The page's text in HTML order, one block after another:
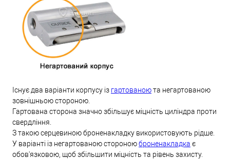
Існує два варіанти корпусу із гартованоюта негартованою
зовнішньою стороною.
Гартована сторона значно збільшує міцність циліндра проти
свердління.
З такою серцевиною броненакладку використовують рідше.
У варіанті із негартованою стороноюброненакладка є
обов'язковою, щоб збільшити міцність та рівень захисту.